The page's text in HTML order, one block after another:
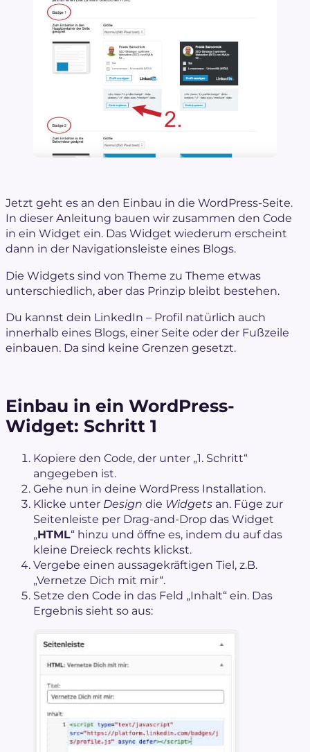
Jetzt geht es an den Einbau in die WordPress-Seite.
In dieser Anleitung bauen wir zusammen den Code
in ein Widget ein. Das Widget wiederum erscheint
dann in der Navigationsleiste eines Blogs.
Die Widgets sind von Theme zu Theme etwas
unterschiedlich, aber das Prinzip bleibt bestehen.
Du kannst dein LinkedIn – Profil natürlich auch
innerhalb eines Blogs, einer Seite oder der Fußzeile
einbauen. Da sind keine Grenzen gesetzt.
Einbau in ein WordPress-
Widget: Schritt 1
Kopiere den Code, der unter „1. Schritt“
angegeben ist.
Gehe nun in deine WordPress Installation.
Klicke unter Design die Widgets an. Füge zur
Seitenleiste per Drag-and-Drop das Widget
„HTML“ hinzu und öffne es, indem du auf das
kleine Dreieck rechts klickst.
Vergebe einen aussagekräftigen Tiel, z.B.
„Vernetze Dich mit mir“.
Setze den Code in das Feld „Inhalt“ ein. Das
Ergebnis sieht so aus: